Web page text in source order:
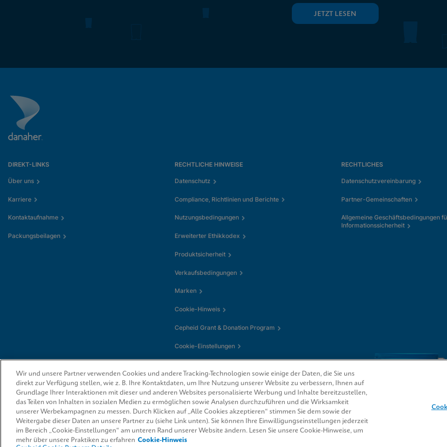
JETZT LESEN
DIREKT-LINKS
Über uns
Karriere
Kontaktaufnahme
Packungsbeilagen
RECHTLICHE HINWEISE
Datenschutz
Compliance, Richtlinien und Berichte
Nutzungsbedingungen
Erweiterter Ethikkodex
Produktsicherheit
Verkaufsbedingungen
Marken
Cookie-Hinweis
Cepheid Grant & Donation Program
Cookie-Einstellungen
RECHTLICHES
Datenschutzvereinbarung
Partner-Gemeinschaften
Allgemeine Geschäftsbedingungen
Informationssicherheit
© 2026 Cepheid. Cepheid®, das Cepheid-Logo, GeneXpert®, Xpert® und I-CORE® sind Marken
von Cepheid, die in den USA und anderen Ländern eingetragen sind.
Wir und unsere Partner verwenden Cookies und andere Tracking-Technologien sowie einige der Daten, die Sie uns
direkt zur Verfügung stellen, wie z. B. Ihre Kontaktdaten, um Ihre Nutzung unserer Website zu verbessern, Ihnen auf
Grundlage Ihrer Interaktionen mit dieser und anderen Websites personalisierte Werbung und Inhalte bereitzustellen,
das Teilen von Inhalten in sozialen Medien zu ermöglichen sowie Analysen durchzuführen und die Wirksamkeit
unserer Werbekampagnen zu messen. Durch Klicken auf „Alle Cookies akzeptieren“ stimmen Sie dem sowie der
Weitergabe dieser Daten an unsere Partner zu (siehe Link unten). Sie können Ihre Einwilligungseinstellungen jederzeit
im Bereich „Cookie-Einstellungen“ am unteren Rand unserer Website ändern. Lesen Sie unsere Cookie-Hinweise, um
mehr über unsere Praktiken zu erfahren Cookie-Hinweis